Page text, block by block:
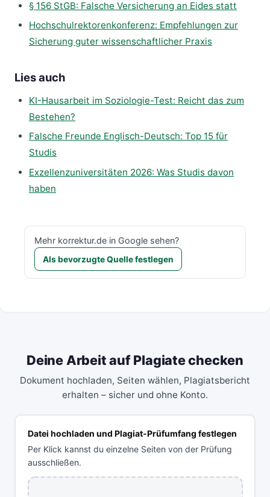
§ 156 StGB: Falsche Versicherung an Eides statt
Hochschulrektorenkonferenz: Empfehlungen zur
Sicherung guter wissenschaftlicher Praxis
Lies auch
KI-Hausarbeit im Soziologie-Test: Reicht das zum
Bestehen?
Falsche Freunde Englisch-Deutsch: Top 15 für
Studis
Exzellenzuniversitäten 2026: Was Studis davon
haben
Mehr korrektur.de in Google sehen?
Als bevorzugte Quelle festlegen
Deine Arbeit auf Plagiate checken
Dokument hochladen, Seiten wählen, Plagiatsbericht
erhalten – sicher und ohne Konto.
Datei hochladen und Plagiat-Prüfumfang festlegen
Per Klick kannst du einzelne Seiten von der Prüfung
ausschließen.